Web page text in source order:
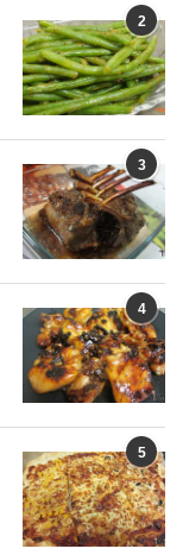
2
3
4
5